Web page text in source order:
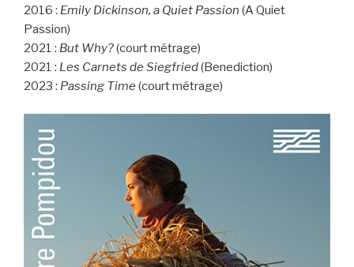
2016 : Emily Dickinson, a Quiet Passion (A Quiet
Passion)
2021 : But Why?(court métrage)
2021 : Les Carnets de Siegfried(Benediction)
2023 : Passing Time (court métrage)